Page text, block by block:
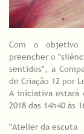
Com o objetivo
preencher o
sentidos", a
de Criação 12 por
A iniciativa estará
2018 das 14h40 às
"Atelier da escuta